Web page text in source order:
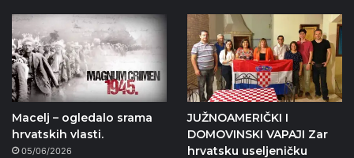
Macelj – ogledalo srama
hrvatskih vlasti.
05/06/2026
JUŽNOAMERIČKI I
DOMOVINSKI VAPAJI Zar
hrvatsku useljeničku